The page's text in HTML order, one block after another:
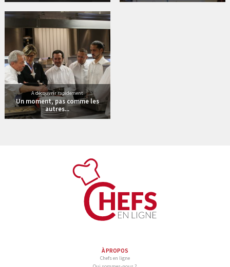
A découvrir rapidement
Un moment, pas comme les
autres...
À PROPOS
Chefs en ligne